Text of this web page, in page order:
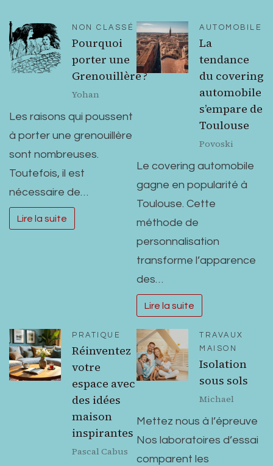
NON CLASSÉ
Pourquoi
porter une
Grenouillère ?
Yohan
Les raisons qui poussent
à porter une grenouillère
sont nombreuses.
Toutefois, il est
nécessaire de…
Lire la suite
AUTOMOBILE
La
tendance
du covering
automobile
s’empare de
Toulouse
Povoski
Le covering automobile
gagne en popularité à
Toulouse. Cette
méthode de
personnalisation
transforme l’apparence
des…
Lire la suite
PRATIQUE
Réinventez
votre
espace avec
des idées
maison
inspirantes
Pascal Cabus
TRAVAUX
MAISON
Isolation
sous sols
Michael
Mettez nous à l’épreuve
Nos laboratoires d’essai
comparent les